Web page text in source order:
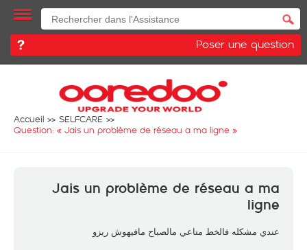
Poser une question
Accueil
SELFCARE
Question: « Jais un problème de réseau a ma ligne »
Jais un problème de réseau a ma
ligne
عندي مشكله فالخط متاعي مالصباح مافيهوش ريزو